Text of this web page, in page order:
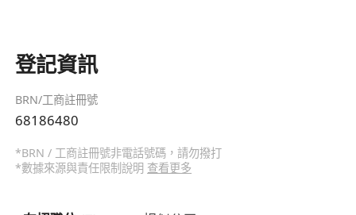
登記資訊
BRN/工商註冊號
68186480
*BRN / 工商註冊號非電話號碼，請勿撥打
*數據來源與責任限制說明 查看更多